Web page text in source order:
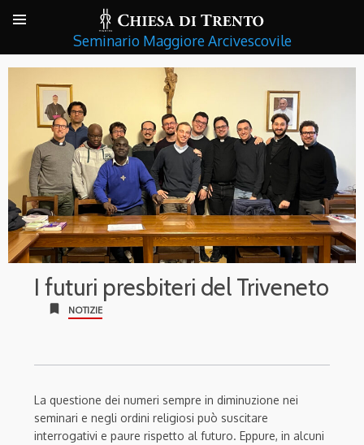
Seminario Maggiore Arcivescovile
I futuri presbiteri del Triveneto
bookmark NOTIZIE
La questione dei numeri sempre in diminuzione nei
seminari e negli ordini religiosi può suscitare
interrogativi e paure rispetto al futuro. Eppure, in alcuni